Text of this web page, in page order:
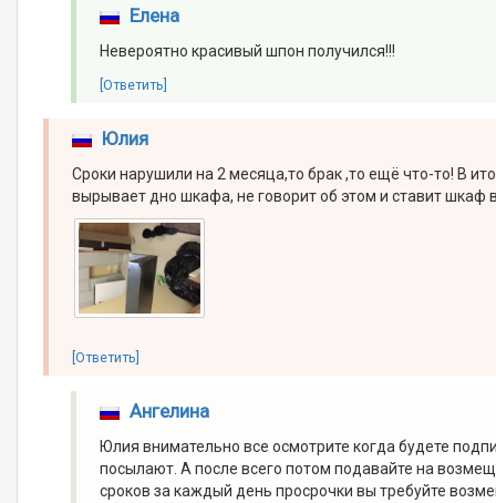
Елена
Невероятно красивый шпон получился!!!
[Ответить]
Юлия
Сроки нарушили на 2 месяца,то брак ,то ещё что-то! В
вырывает дно шкафа, не говорит об этом и ставит шкаф
[Ответить]
Ангелина
Юлия внимательно все осмотрите когда будете
посылают. А после всего потом подавайте на
сроков за каждый день просрочки вы требуйте